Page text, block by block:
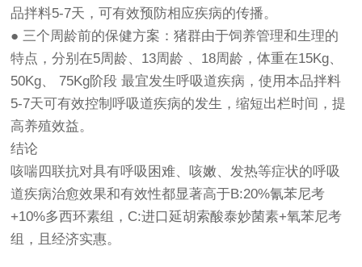
品拌料5-7天，可有效预防相应疾病的传播。
● 三个周龄前的保健方案：猪群由于饲养管理和生理的
特点，分别在5周龄、13周龄 、18周龄，体重在15Kg、
50Kg、 75Kg阶段 最宜发生呼吸道疾病，使用本品拌料
5-7天可有效控制呼吸道疾病的发生，缩短出栏时间，提
高养殖效益。
结论
咳喘四联抗对具有呼吸困难、咳嫩、发热等症状的呼吸
道疾病治愈效果和有效性都显著高于B:20%氰苯尼考
+10%多西环素组，C:进口延胡索酸泰妙菌素+氧苯尼考
组，且经济实惠。